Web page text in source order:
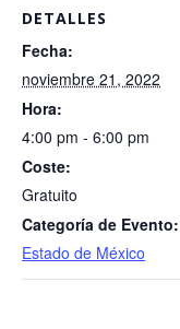
DETALLES
Fecha:
noviembre 21, 2022
Hora:
4:00 pm - 6:00 pm
Coste:
Gratuito
Categoría de Evento:
Estado de México